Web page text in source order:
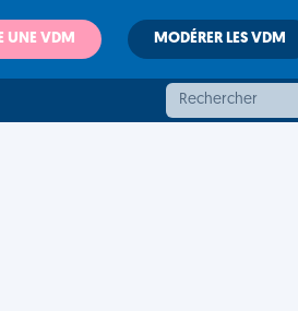
UNE VDM MODÉRER LES VDM